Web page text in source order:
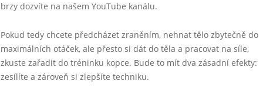
brzy dozvíte na našem YouTube kanálu.
Pokud tedy chcete předcházet zraněním, nehnat tělo zbytečně do
maximálních otáček, ale přesto si dát do těla a pracovat na síle,
zkuste zařadit do tréninku kopce. Bude to mít dva zásadní efekty:
zesílíte a zároveň si zlepšíte techniku.